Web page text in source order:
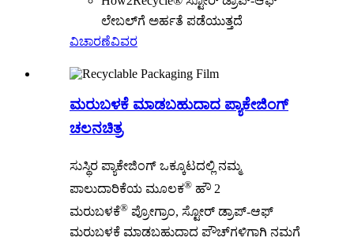
ಲೇಬಲ್‌ಗೆ ಅರ್ಹತೆ ಪಡೆಯುತ್ತದೆ
ವಿಚಾರಣೆವಿವರ
ಮರುಬಳಕೆ ಮಾಡಬಹುದಾದ ಪ್ಯಾಕೇಜಿಂಗ್
ಚಲನಚಿತ್ರ
ಸುಸ್ಥಿರ ಪ್ಯಾಕೇಜಿಂಗ್ ಒಕ್ಕೂಟದಲ್ಲಿ ನಮ್ಮ
ಪಾಲುದಾರಿಕೆಯ ಮೂಲಕ® ಹೌ 2
ಮರುಬಳಕೆ® ಪ್ರೋಗ್ರಾಂ, ಸ್ಟೋರ್ ಡ್ರಾಪ್-ಆಫ್
ಮರುಬಳಕೆ ಮಾಡಬಹುದಾದ ಪೌಚ್‌ಗಳಿಗಾಗಿ ನಮಗೆ